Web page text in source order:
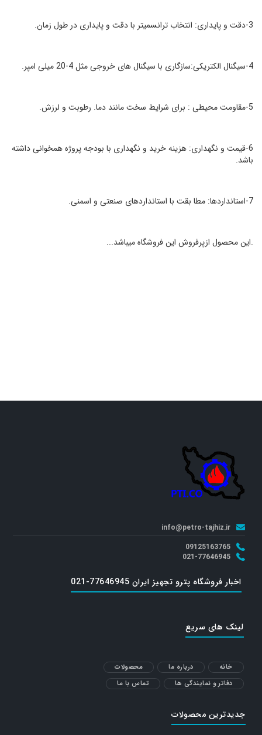
3-دقت و پایداری: انتخاب ترانسمیتر با دقت و پایداری در طول زمان.
4-سیگنال الکتریکی:سازگاری با سیگنال های خروجی مثل 4-20 میلی امپر.
5-مقاومت محیطی : برای شرایط سخت مانند دما. رطوبت و لرزش.
6-قیمت و نگهداری: هزینه خرید و نگهداری با بودجه پروژه همخوانی داشته
باشد.
7-استانداردها: مطا بقت با استانداردهای صنعتی و اسمنی.
.این محصول ازپرفروش این فروشگاه میباشد...
info@petro-tajhiz.ir
09125163765
021-77646945
اخبار فروشگاه پترو تجهیز ایران 77646945-021
لینک های سریع
خانه درباره ما
محصولات
دفاتر و نمایندگی ها
تماس با ما
جدیدترین محصولات